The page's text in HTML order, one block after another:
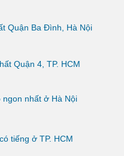
Quận Ba Đình, Hà Nội
Quận 4, TP. HCM
nhất ở Hà Nội
tiếng ở TP. HCM